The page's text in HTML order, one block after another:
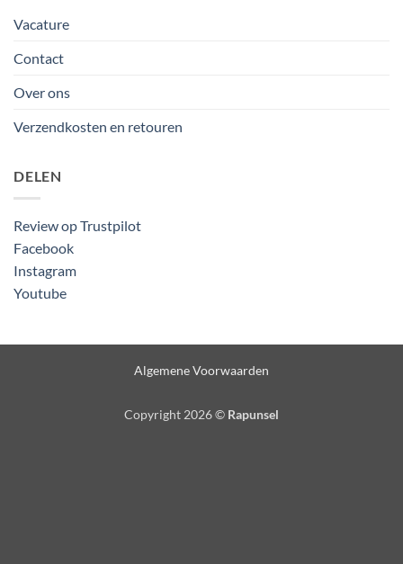
Vacature
Contact
Over ons
Verzendkosten en retouren
DELEN
Review op Trustpilot
Facebook
Instagram
Youtube
Algemene Voorwaarden
Copyright 2026 © Rapunsel